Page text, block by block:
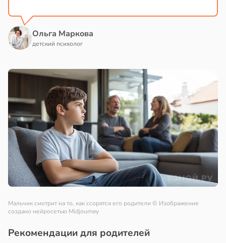
Ольга Маркова
детский психолог
Мальчик смотрит на то, как ссорятся его родители © Изображение
создано нейросетью Midjourney
Рекомендации для родителей